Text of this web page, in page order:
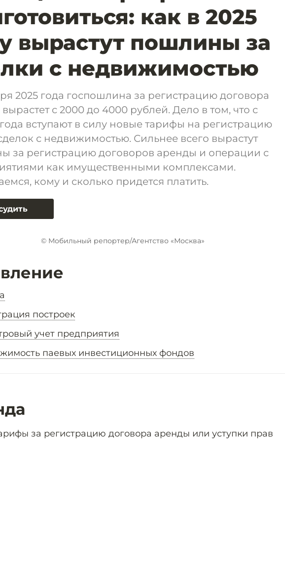
как в 2025
вырастут пошлины за
с недвижимостью
2025 года госпошлина за регистрацию договора
с 2000 до 4000 рублей. Дело в том, что с
вступают в силу новые тарифы на регистрацию
с недвижимостью. Сильнее всего вырастут
за регистрацию договоров аренды и операции с
как имущественными комплексами.
кому и сколько придется платить.
© Мобильный репортер/Агентство «Москва»
построек
учет предприятия
паевых инвестиционных фондов
за регистрацию договора аренды или уступки прав